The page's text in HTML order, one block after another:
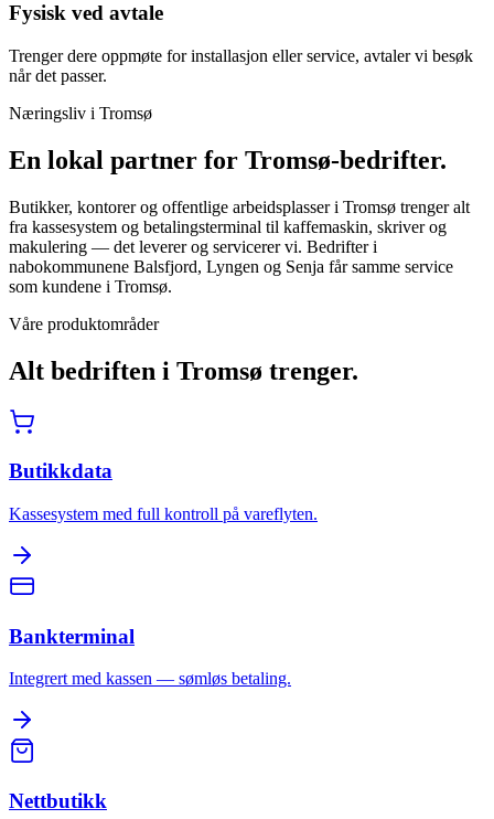
Fysisk ved avtale
Trenger dere oppmøte for installasjon eller service, avtaler vi besøk
når det passer.
Næringsliv i Tromsø
En lokal partner for Tromsø-bedrifter.
Butikker, kontorer og offentlige arbeidsplasser i Tromsø trenger alt
fra kassesystem og betalingsterminal til kaffemaskin, skriver og
makulering — det leverer og servicerer vi. Bedrifter i
nabokommunene Balsfjord, Lyngen og Senja får samme service
som kundene i Tromsø.
Våre produktområder
Alt bedriften i Tromsø trenger.
Butikkdata
Kassesystem med full kontroll på vareflyten.
Bankterminal
Integrert med kassen — sømløs betaling.
Nettbutikk